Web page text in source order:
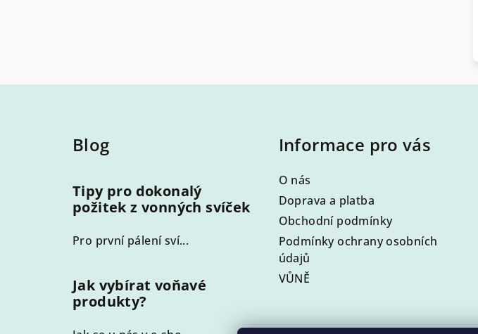
Blog
Tipy pro dokonalý
požitek z vonných svíček
Pro první pálení sví...
Jak vybírat voňavé
produkty?
Informace pro vás
O nás
Doprava a platba
Obchodní podmínky
Podmínky ochrany osobních
údajů
VŮNĚ